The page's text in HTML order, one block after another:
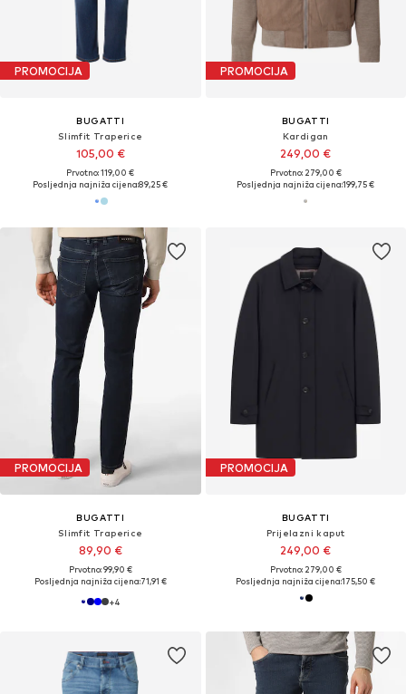
PROMOCIJA
BUGATTI
Slimfit Traperice
105,00 €
Prvotno: 119,00 €
Posljednja najniža cijena:89,25 €
PROMOCIJA
BUGATTI
Kardigan
249,00 €
Prvotno: 279,00 €
Posljednja najniža cijena:199,75 €
PROMOCIJA
BUGATTI
Slimfit Traperice
89,90 €
Prvotno: 99,90 €
Posljednja najniža cijena:71,91 €
+4
PROMOCIJA
BUGATTI
Prijelazni kaput
249,00 €
Prvotno: 279,00 €
Posljednja najniža cijena:175,50 €